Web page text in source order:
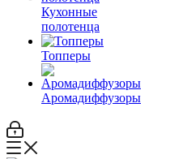
Кухонные
полотенца
Топперы
Аромадиффузоры